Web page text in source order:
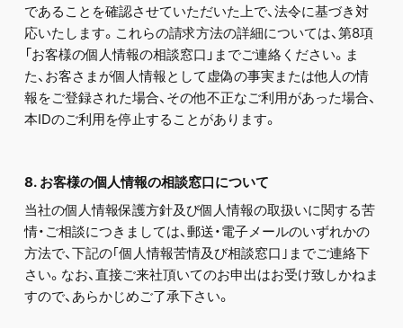
であることを確認させていただいた上で、法令に基づき対
応いたします。これらの請求方法の詳細については、第8項
「お客様の個人情報の相談窓口」までご連絡ください。ま
た、お客さまが個人情報として虚偽の事実または他人の情
報をご登録された場合、その他不正なご利用があった場合、
本IDのご利用を停止することがあります。
8. お客様の個人情報の相談窓口について
当社の個人情報保護方針及び個人情報の取扱いに関する苦
情・ご相談につきましては、郵送・電子メールのいずれかの
方法で、下記の｢個人情報苦情及び相談窓口｣までご連絡下
さい。なお、直接ご来社頂いてのお申出はお受け致しかねま
すので、あらかじめご了承下さい。